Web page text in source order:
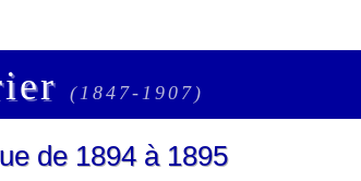
(1847-1907)
de 1894 à 1895